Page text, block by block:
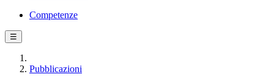
Competenze
☰
Pubblicazioni